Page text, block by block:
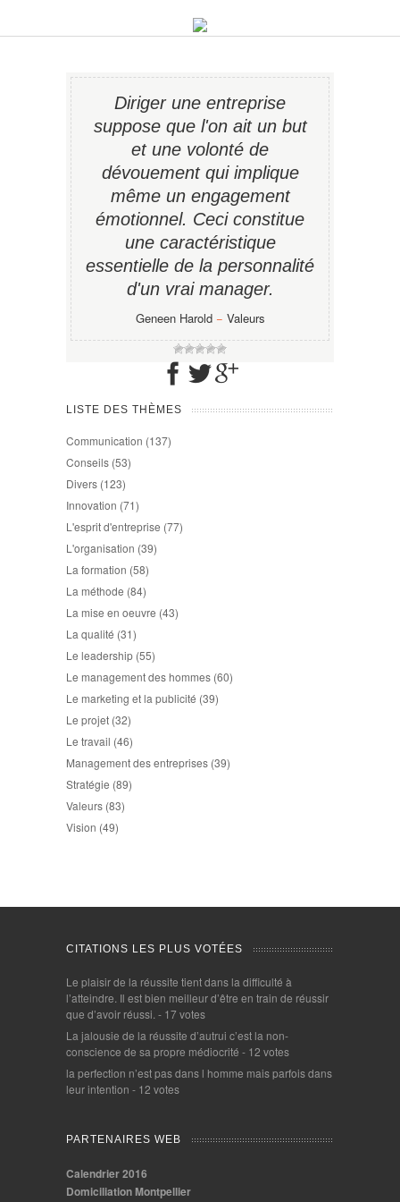
Diriger une entreprise
suppose que l'on ait un but
et une volonté de
dévouement qui implique
même un engagement
émotionnel. Ceci constitue
une caractéristique
essentielle de la personnalité
d'un vrai manager.
Geneen Harold− Valeurs
LISTE DES THÈMES
Communication (137)
Conseils (53)
Divers (123)
Innovation (71)
L'esprit d'entreprise (77)
L'organisation (39)
La formation (58)
La méthode (84)
La mise en oeuvre (43)
La qualité (31)
Le leadership (55)
Le management des hommes (60)
Le marketing et la publicité (39)
Le projet (32)
Le travail (46)
Management des entreprises (39)
Stratégie (89)
Valeurs (83)
Vision (49)
CITATIONS LES PLUS VOTÉES
Le plaisir de la réussite tient dans la difficulté à
l’atteindre. Il est bien meilleur d’être en train de réussir
que d’avoir réussi. - 17 votes
La jalousie de la réussite d’autrui c’est la non-
conscience de sa propre médiocrité - 12 votes
la perfection n’est pas dans l homme mais parfois dans
leur intention - 12 votes
PARTENAIRES WEB
Calendrier 2016
Domiciliation Montpellier